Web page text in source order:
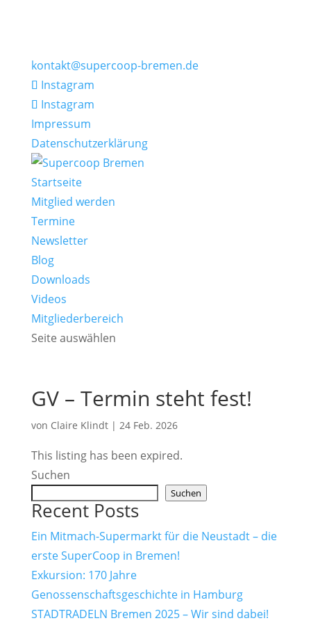
kontakt@supercoop-bremen.de
Instagram
Instagram
Impressum
Datenschutzerklärung
Startseite
Mitglied werden
Termine
Newsletter
Blog
Downloads
Videos
Mitgliederbereich
Seite auswählen
GV – Termin steht fest!
von Claire Klindt| 24 Feb. 2026
This listing has been expired.
Suchen
Suchen
Recent Posts
Ein Mitmach-Supermarkt für die Neustadt – die
erste SuperCoop in Bremen!
Exkursion: 170 Jahre
Genossenschaftsgeschichte in Hamburg
STADTRADELN Bremen 2025 – Wir sind dabei!